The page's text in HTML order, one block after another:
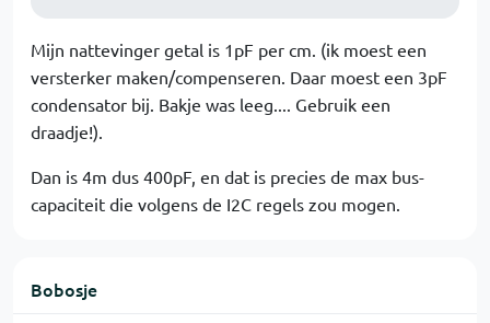
Mijn nattevinger getal is 1pF per cm. (ik moest een
versterker maken/compenseren. Daar moest een 3pF
condensator bij. Bakje was leeg.... Gebruik een
draadje!).
Dan is 4m dus 400pF, en dat is precies de max bus-
capaciteit die volgens de I2C regels zou mogen.
Bobosje